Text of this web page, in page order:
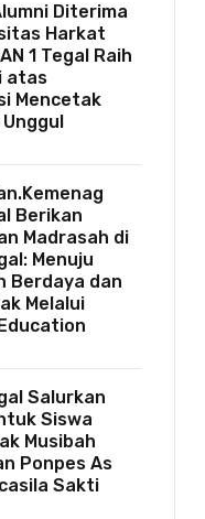
Diterima
Harkat
1 Tegal Raih
atas
Mencetak
Berikan
Madrasah di
Menuju
Berdaya dan
Melalui
Salurkan
Siswa
Musibah
Ponpes As
Sakti